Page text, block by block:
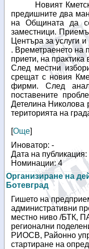
Новият
предишните два
на Общината да
заместници.
Центъра за услуги
. Времетраенето на
приети, на практика
След местни
срещат с новия
фирми. След
поставените
Детелина Николова
територията на
[Още]
Иноватор: -
Дата на
Номинации: 4
Организиране на
Ботевград
Гишето на
административни
местно ниво /БТК,
регионални
РИОСВ, Районно
стартиране на